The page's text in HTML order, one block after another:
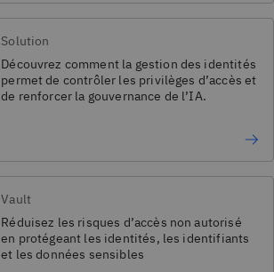
Solution
Découvrez comment la gestion des identités
permet de contrôler les privilèges d’accès et
de renforcer la gouvernance de l’IA.
Vault
Réduisez les risques d’accès non autorisé
en protégeant les identités, les identifiants
et les données sensibles